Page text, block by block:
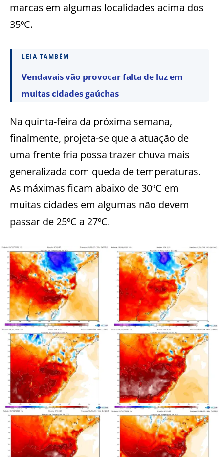
marcas em algumas localidades acima dos
35ºC.
LEIA TAMBÉM
Vendavais vão provocar falta de luz em
muitas cidades gaúchas
Na quinta-feira da próxima semana,
finalmente, projeta-se que a atuação de
uma frente fria possa trazer chuva mais
generalizada com queda de temperaturas.
As máximas ficam abaixo de 30ºC em
muitas cidades em algumas não devem
passar de 25ºC a 27ºC.